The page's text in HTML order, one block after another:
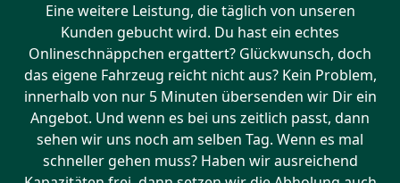
Eine weitere Leistung, die täglich von unseren
Kunden gebucht wird. Du hast ein echtes
Onlineschnäppchen ergattert? Glückwunsch, doch
das eigene Fahrzeug reicht nicht aus? Kein Problem,
innerhalb von nur 5 Minuten übersenden wir Dir ein
Angebot. Und wenn es bei uns zeitlich passt, dann
sehen wir uns noch am selben Tag. Wenn es mal
schneller gehen muss? Haben wir ausreichend